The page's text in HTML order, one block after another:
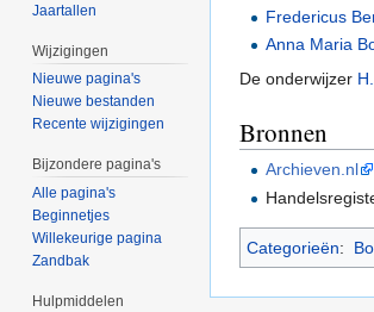
Fredericus
Anna Maria
De onderwijzer
Bronnen
Archieven.nl
Categorieën:
Jaartallen
Wijzigingen
Nieuwe pagina's
Nieuwe bestanden
Recente wijzigingen
Bijzondere pagina's
Alle pagina's
Beginnetjes
Willekeurige pagina
Zandbak
Hulpmiddelen